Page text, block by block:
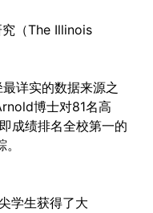
究（The Illinois
详实的数据来源之
博士对81名高
成绩排名全校第一的
学生获得了大